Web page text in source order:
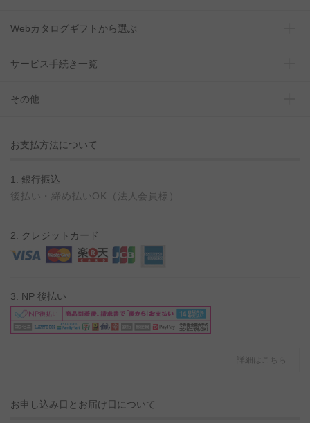
Webカタログギフトから選ぶ
サービス手続き一覧
その他
お支払方法について
1. 銀行振込
後払い・締め払いOK（法人会員様）
2. クレジットカード
3. NP 後払い
詳細はこちら
お申し込み日とお届け日について